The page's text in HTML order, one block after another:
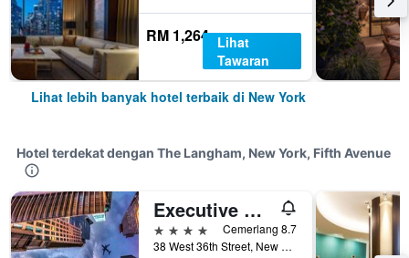
RM 1,264 Lihat
Tawaran
Lihat lebih banyak hotel terbaik di New York
Hotel terdekat dengan The Langham, New York, Fifth Avenue
Executive Hotel Le Soleil New York
4 bintang
Cemerlang 8.7
38 West 36th Street, New York, NY, Amerika Syarikat